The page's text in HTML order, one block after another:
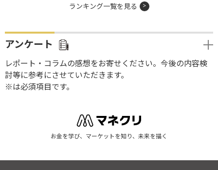
ランキング一覧を見る
アンケート
レポート・コラムの感想をお寄せください。今後の内容検
討等に参考にさせていただきます。
※は必須項目です。
お金を学び、マーケットを知り、未来を描く